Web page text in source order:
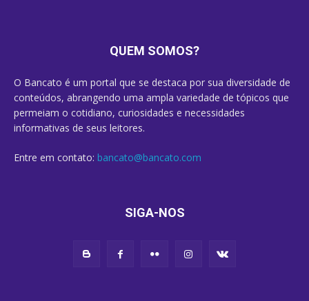
QUEM SOMOS?
O Bancato é um portal que se destaca por sua diversidade de
conteúdos, abrangendo uma ampla variedade de tópicos que
permeiam o cotidiano, curiosidades e necessidades
informativas de seus leitores.
Entre em contato: bancato@bancato.com
SIGA-NOS